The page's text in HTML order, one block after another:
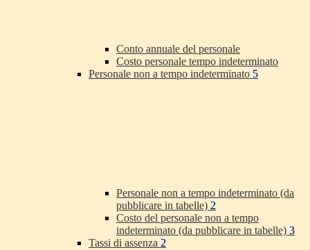
Conto annuale del personale
Costo personale tempo indeterminato
Personale non a tempo indeterminato 5
Personale non a tempo indeterminato (da
pubblicare in tabelle) 2
Costo del personale non a tempo
indeterminato (da pubblicare in tabelle) 3
Tassi di assenza 2